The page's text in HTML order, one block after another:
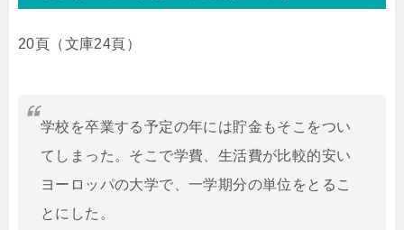
20頁（文庫24頁）
学校を卒業する予定の年には貯金もそこをつい
てしまった。そこで学費、生活費が比較的安い
ヨーロッパの大学で、一学期分の単位をとるこ
とにした。